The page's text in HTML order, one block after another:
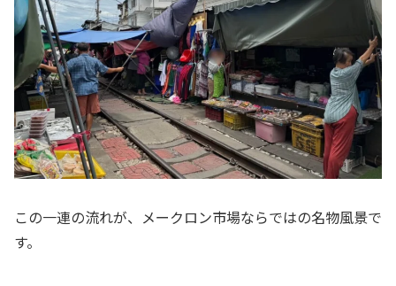
この一連の流れが、メークロン市場ならではの名物風景で
す。